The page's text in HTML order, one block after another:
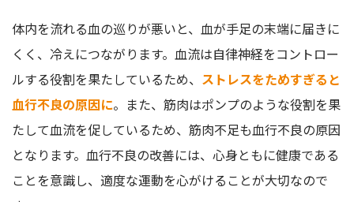
体内を流れる血の巡りが悪いと、血が手足の末端に届きに
くく、冷えにつながります。血流は自律神経をコントロー
ルする役割を果たしているため、 ストレスをためすぎると
血行不良の原因に。また、筋肉はポンプのような役割を果
たして血流を促しているため、筋肉不足も血行不良の原因
となります。血行不良の改善には、心身ともに健康である
ことを意識し、適度な運動を心がけることが大切なので